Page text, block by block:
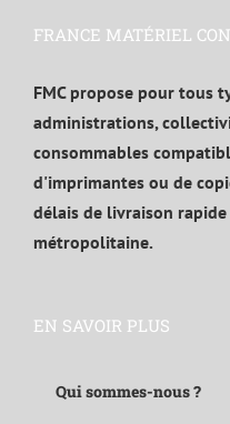
FRANCE MATÉRIEL
FMC propose pour tous
administrations,
consommables
d'imprimantes ou de
délais de livraison
métropolitaine.
EN SAVOIR PLUS
Qui sommes-nous ?